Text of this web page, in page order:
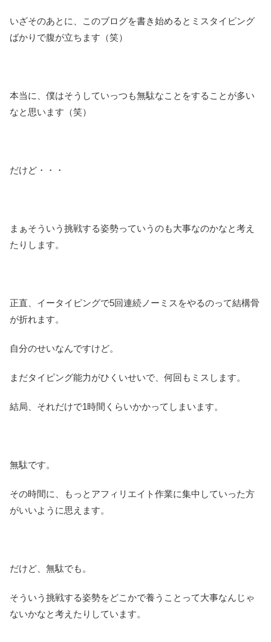
いざそのあとに、このブログを書き始めるとミスタイピング
ばかりで腹が立ちます（笑）
本当に、僕はそうしていっつも無駄なことをすることが多い
なと思います（笑）
だけど・・・
まぁそういう挑戦する姿勢っていうのも大事なのかなと考え
たりします。
正直、イータイピングで5回連続ノーミスをやるのって結構骨
が折れます。
自分のせいなんですけど。
まだタイピング能力がひくいせいで、何回もミスします。
結局、それだけで1時間くらいかかってしまいます。
無駄です。
その時間に、もっとアフィリエイト作業に集中していった方
がいいように思えます。
だけど、無駄でも。
そういう挑戦する姿勢をどこかで養うことって大事なんじゃ
ないかなと考えたりしています。